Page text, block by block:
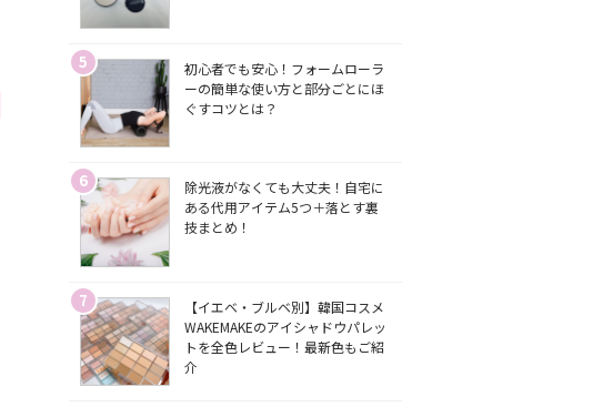
5
初心者でも安心！フォームローラ
ーの簡単な使い方と部分ごとにほ
ぐすコツとは？
6
除光液がなくても大丈夫！自宅に
ある代用アイテム5つ＋落とす裏
技まとめ！
7
【イエベ・ブルベ別】韓国コスメ
WAKEMAKEのアイシャドウパレッ
トを全色レビュー！最新色もご紹
介